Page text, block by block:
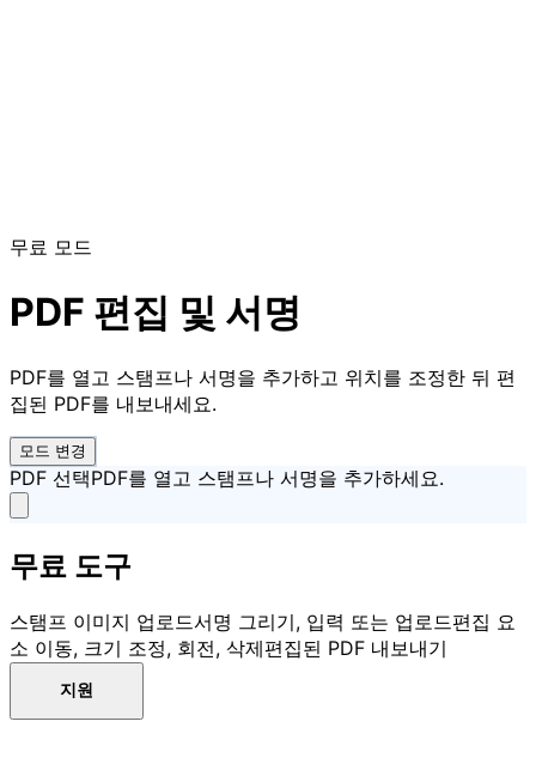
무료 모드
PDF 편집 및 서명
PDF를 열고 스탬프나 서명을 추가하고 위치를 조정한 뒤 편
집된 PDF를 내보내세요.
모드 변경
PDF 선택PDF를 열고 스탬프나 서명을 추가하세요.
무료 도구
스탬프 이미지 업로드서명 그리기, 입력 또는 업로드편집 요
소 이동, 크기 조정, 회전, 삭제편집된 PDF 내보내기
지원